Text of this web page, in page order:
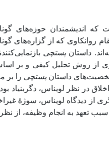
که اندیشمندان حوزه‌های
روانکاوی که از گزاره‌های
داستان پستچی
از روش تحلیل کیفی و بر
داستانپستچی را بر
در نظر لویناس،
از دیدگاه لویناس، سوژۀ
تعهد به انجام وظیفه، از